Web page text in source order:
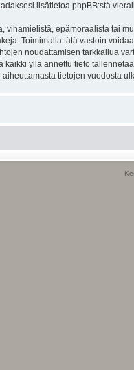
lisätietoa phpBB:stä
vihamielistä, epämoraalista tai
Toimimalla tätä vastoin
noudattamisen tarkkailua
kaikki yllä annettu tieto
tietojen vuodosta